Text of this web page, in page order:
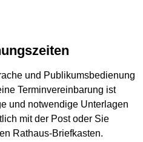
und Publikumsbedienung
Terminvereinbarung ist
und notwendige Unterlagen
mit der Post oder Sie
Rathaus-Briefkasten.